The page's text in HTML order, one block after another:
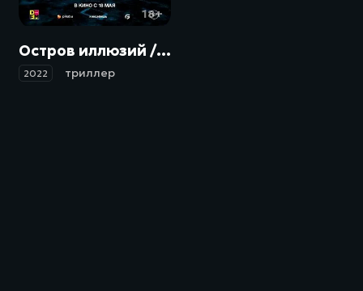
18+
Остров иллюзий / Influencer (2022)
2022 триллер